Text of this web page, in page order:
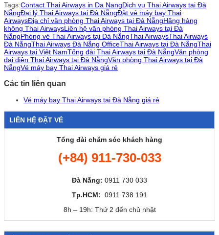
Tags:Contact Thai Airways in Da NangDịch vụ Thai Airways tại Đà
NẵngĐại lý Thai Airways tại Đà NẵngĐặt vé máy bay Thai
AirwaysĐịa chỉ văn phòng Thai Airways tại Đà NẵngHãng hàng
không Thai AirwaysLiên hệ văn phòng Thai Airways tại Đà
NẵngPhòng vé Thai Airways tại Đà NẵngThai AirwaysThai Airways
Đà NẵngThai Airways Đà Nẵng OfficeThai Airways tại Đà NẵngThai
Airways tại Việt NamTổng đài Thai Airways tại Đà NẵngVăn phòng
đại diện Thai Airways tại Đà NẵngVăn phòng Thai Airways tại Đà
NẵngVé máy bay Thai Airways giá rẻ
Các tin liên quan
Vé máy bay Thai Airways tại Đà Nẵng giá rẻ
LIÊN HỆ ĐẶT VÉ
Tổng đài chăm sóc khách hàng
(+84) 911-730-033
Đà Nẵng: 0911 730 033
Tp.HCM: 0911 738 191
8h – 19h: Thứ 2 đến chủ nhật